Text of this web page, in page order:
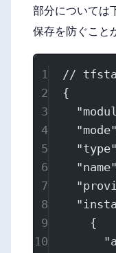
部分については
保存を防ぐこと
1
//
2
{
3
4
"mode"
5
"type"
6
"name"
7
8
9
{
10